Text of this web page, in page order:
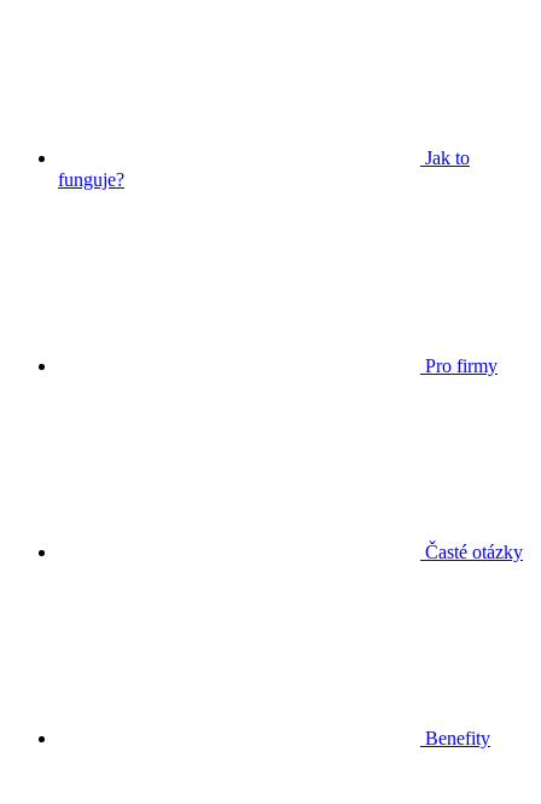
Jak to
funguje?
Pro firmy
Časté otázky
Benefity